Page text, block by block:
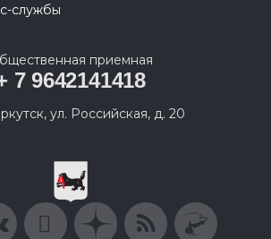
службы
приемная
7 9642141418
ул. Российская, д. 20